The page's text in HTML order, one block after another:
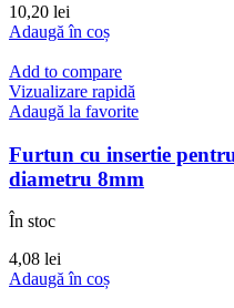
10,20 lei
Adaugă în coș
Add to compare
Vizualizare rapidă
Adaugă la favorite
Furtun cu insertie
diametru 8mm
În stoc
4,08 lei
Adaugă în coș